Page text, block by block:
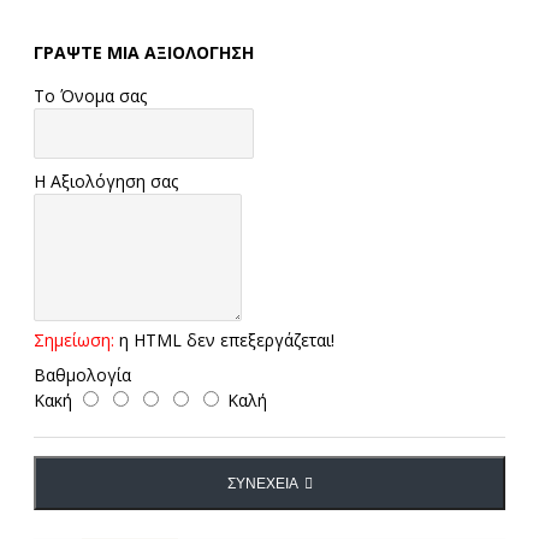
ΓΡΆΨΤΕ ΜΙΑ ΑΞΙΟΛΌΓΗΣΗ
Το Όνομα σας
Η Αξιολόγηση σας
Σημείωση: η HTML δεν επεξεργάζεται!
Βαθμολογία
Κακή
Καλή
ΣΥΝΈΧΕΙΑ